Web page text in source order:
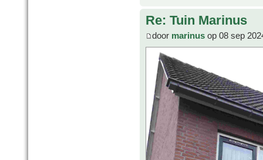
Re: Tuin Marinus
door marinus op 08 sep